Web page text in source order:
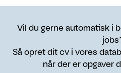
Vil du gerne automatisk i
Så opret dit cv i vores
når der er opgaver